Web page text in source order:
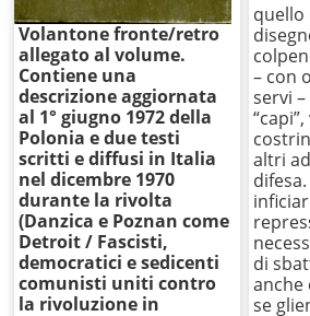
Volantone fronte/retro
allegato al volume.
Contiene una
descrizione aggiornata
al 1° giugno 1972 della
Polonia e due testi
scritti e diffusi in Italia
nel dicembre 1970
durante la rivolta
(Danzica e Poznan come
Detroit / Fascisti,
democratici e sedicenti
comunisti uniti contro
la rivoluzione in
quello
– con
servi
altri
di
anche
se